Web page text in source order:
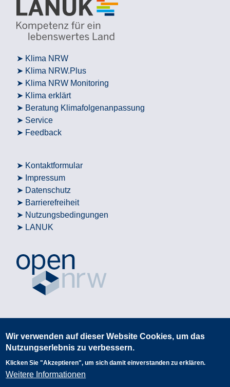
Klima NRW
Klima NRW.Plus
Klima NRW Monitoring
Klima erklärt
Beratung Klimafolgenanpassung
Service
Feedback
Kontaktformular
Impressum
Datenschutz
Barrierefreiheit
Nutzungsbedingungen
LANUK
Wir verwenden auf dieser Website Cookies, um das
Nutzungserlebnis zu verbessern.
Klicken Sie "Akzeptieren", um sich damit einverstanden zu erklären.
Weitere Informationen